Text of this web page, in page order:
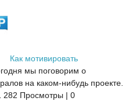
Как мотивировать
мы поговорим о
на каком-нибудь проекте.
282 Просмотры | 0